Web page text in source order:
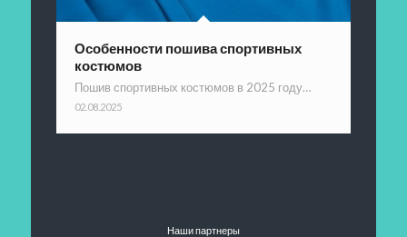
Особенности пошива спортивных
костюмов
Пошив спортивных костюмов в 2025 году…
02.08.2025
Наши партнеры